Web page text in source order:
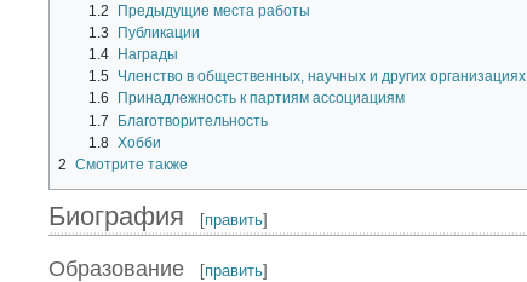
1.2
Предыдущие места работы
1.3
Публикации
1.4
Награды
1.5 Членство в общественных, научных и других организациях
1.6
Принадлежность к партиям ассоциациям
1.7
Благотворительность
1.8 Хобби
2 Смотрите также
Биография [править]
Образование [править]